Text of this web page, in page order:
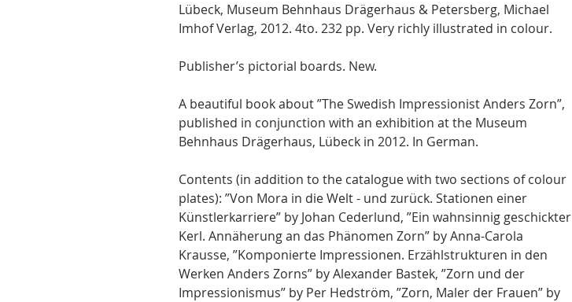
Lübeck, Museum Behnhaus Drägerhaus & Petersberg, Michael
Imhof Verlag, 2012. 4to. 232 pp. Very richly illustrated in colour.
Publisher’s pictorial boards. New.
A beautiful book about ”The Swedish Impressionist Anders Zorn”,
published in conjunction with an exhibition at the Museum
Behnhaus Drägerhaus, Lübeck in 2012. In German.
Contents (in addition to the catalogue with two sections of colour
plates): ”Von Mora in die Welt - und zurück. Stationen einer
Künstlerkarriere” by Johan Cederlund, ”Ein wahnsinnig geschickter
Kerl. Annäherung an das Phänomen Zorn” by Anna-Carola
Krausse, ”Komponierte Impressionen. Erzählstrukturen in den
Werken Anders Zorns” by Alexander Bastek, ”Zorn und der
Impressionismus” by Per Hedström, ”Zorn, Maler der Frauen” by